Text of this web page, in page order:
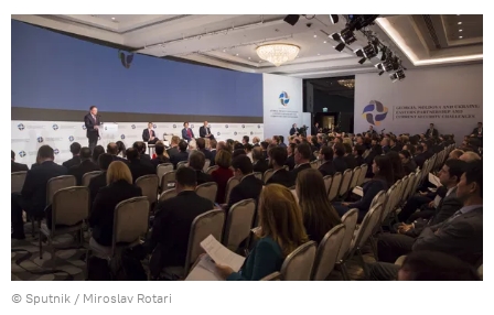
© Sputnik / Miroslav Rotari